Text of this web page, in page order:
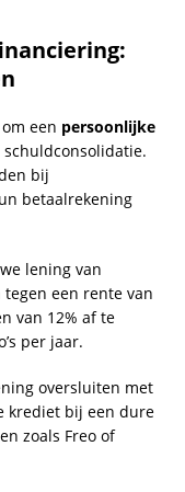
een persoonlijke
bij
betaalrekening
lening van
een rente van
van 12% af te
per jaar.
oversluiten met
krediet bij een dure
zoals Freo of